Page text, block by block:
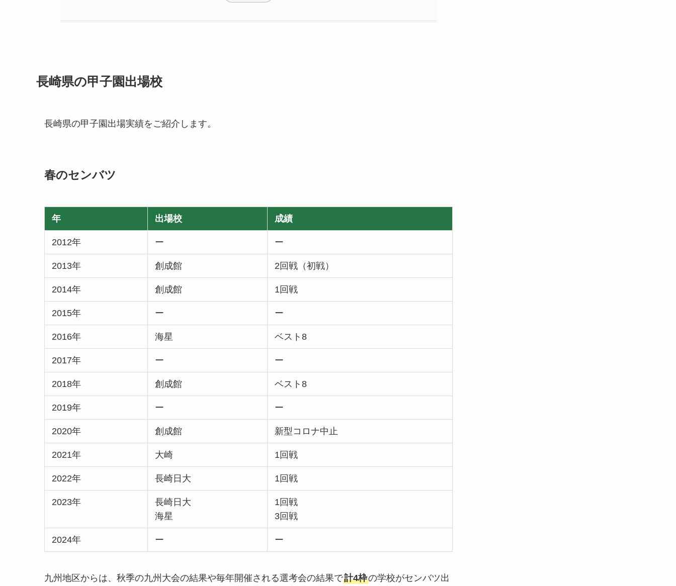
長崎県の甲子園出場校
長崎県の甲子園出場実績をご紹介します。
春のセンバツ
年 出場校 成績
2012年 ー ー
2013年 創成館 2回戦（初戦）
2014年 創成館 1回戦
2015年 ー ー
2016年 海星 ベスト8
2017年 ー ー
2018年 創成館 ベスト8
2019年 ー ー
2020年 創成館 新型コロナ中止
2021年 大崎 1回戦
2022年 長崎日大 1回戦
2023年
長崎日大
海星
1回戦
3回戦
2024年 ー ー
九州地区からは、秋季の九州大会の結果や毎年開催される選考会の結果で計4枠の学校がセンバツ出